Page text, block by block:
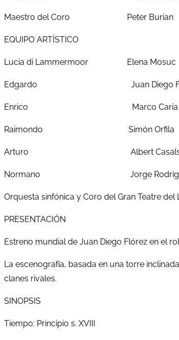
Maestro del Coro Peter Burian
EQUIPO ARTÍSTICO
Lucia di Lammermoor Elena Mosuc
Edgardo Juan Diego
Enrico Marco Caria
Raimondo Simón Orfila
Arturo Albert
Normano Jorge Rodríguez
Orquesta sinfónica y Coro del Gran Teatre del
PRESENTACIÓN
Estreno mundial de Juan Diego Flórez en el
La escenografía, basada en una torre
clanes rivales.
SINOPSIS
Tiempo: Principio s. XVIII